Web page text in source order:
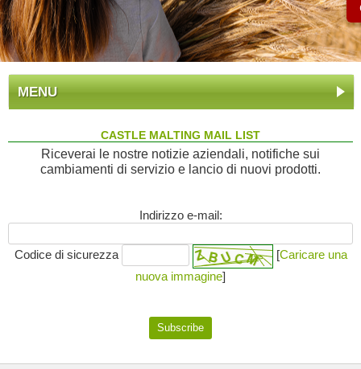
MENU
CASTLE MALTING MAIL LIST
Riceverai le nostre notizie aziendali, notifiche sui
cambiamenti di servizio e lancio di nuovi prodotti.
Indirizzo e-mail:
Codice di sicurezza [Caricare una
nuova immagine]